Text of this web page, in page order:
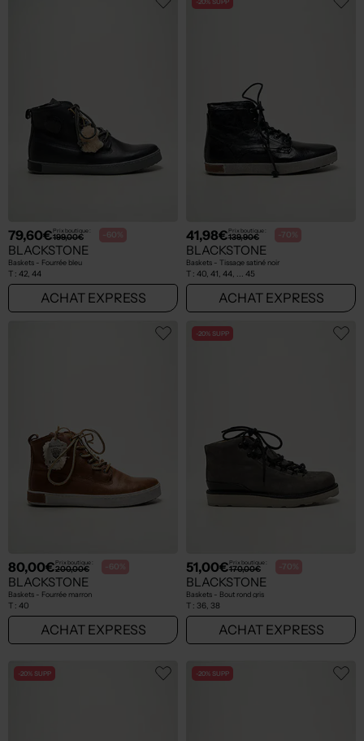
79,60€Prix boutique :
199,00€ -60%
BLACKSTONE
Baskets - Fourrée bleu
T : 42, 44
ACHAT EXPRESS
41,98€Prix boutique :
139,90€ -70%
BLACKSTONE
Baskets - Tissage satiné noir
T : 40, 41, 44, ... 45
ACHAT EXPRESS
80,00€Prix boutique :
200,00€ -60%
BLACKSTONE
Baskets - Fourrée marron
T : 40
ACHAT EXPRESS
-20% SUPP
51,00€Prix boutique :
170,00€ -70%
BLACKSTONE
Baskets - Bout rond gris
T : 36, 38
ACHAT EXPRESS
-20% SUPP -20% SUPP